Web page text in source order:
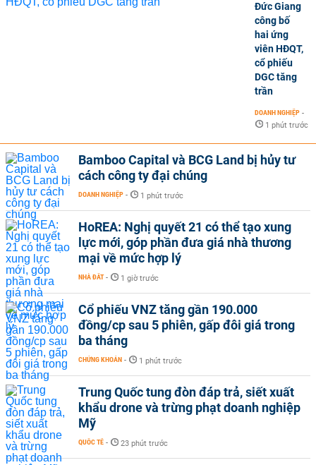
Đức Giang
công bố
hai ứng
viên HĐQT,
cổ phiếu
DGC tăng
trần
DOANH NGHIỆP -
1 phút trước
Bamboo Capital và BCG Land bị hủy tư
cách công ty đại chúng
DOANH NGHIỆP - 1 phút trước
HoREA: Nghị quyết 21 có thể tạo xung
lực mới, góp phần đưa giá nhà thương
mại về mức hợp lý
NHÀ ĐẤT - 1 giờ trước
Cổ phiếu VNZ tăng gần 190.000
đồng/cp sau 5 phiên, gấp đôi giá trong
ba tháng
CHỨNG KHOÁN - 1 phút trước
Trung Quốc tung đòn đáp trả, siết xuất
khẩu drone và trừng phạt doanh nghiệp
Mỹ
QUỐC TẾ - 23 phút trước